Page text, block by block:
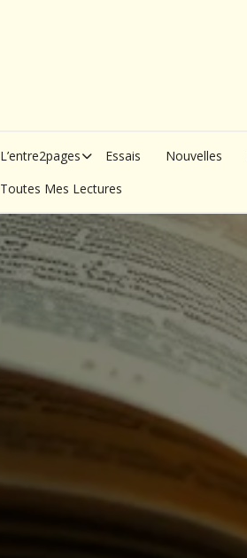
L’entre2pages Essais Nouvelles
Toutes Mes Lectures